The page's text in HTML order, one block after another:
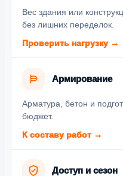
Вес здания или
без лишних переделок.
Проверить нагрузку →
Армирование
Арматура, бетон и
бюджет.
К составу работ →
Доступ и сезон